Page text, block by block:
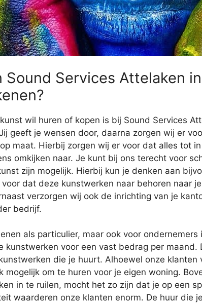
Sound Services Attelaken
wil huren of kopen is bij Sound Services
geeft je wensen door, daarna zorgen wij er
maat. Hierbij zorgen wij er voor dat alles tot
omkijken naar. Je kunt bij ons terecht voor
zijn mogelijk. Hierbij kun je denken aan
voor dat deze kunstwerken naar behoren naar
verzorgen wij ook de inrichting van je
bedrijf.
als particulier, maar ook voor
kunstwerken voor een vast bedrag per
die je huurt. Alhoewel onze
mogelijk om te huren voor je eigen woning.
in te ruilen, mocht het zo zijn dat je op een
waarderen onze klanten enorm. De huur die